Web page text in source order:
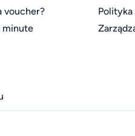
voucher?
minute